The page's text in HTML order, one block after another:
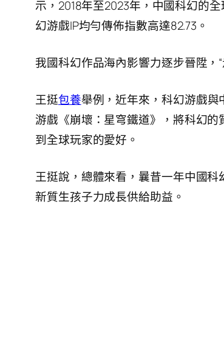
示，2018年至2023年，中國科幻的
幻游戲IP均勻傳佈指數高達82.73。
我國科幻作品海內影響力逐步晉陞，
王挺包養舉例，近年來，科幻游戲
游戲《崩壞：星穹鐵道》，將科幻
到全球玩家的愛好。
王挺說，總體來看，曩昔一年中國
新質生孩子力成長供給助益。